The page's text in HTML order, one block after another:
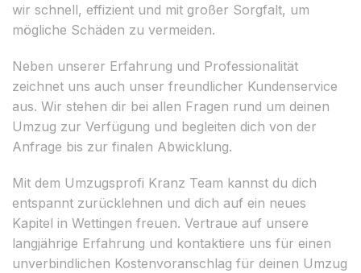
wir schnell, effizient und mit großer Sorgfalt, um
mögliche Schäden zu vermeiden.
Neben unserer Erfahrung und Professionalität
zeichnet uns auch unser freundlicher Kundenservice
aus. Wir stehen dir bei allen Fragen rund um deinen
Umzug zur Verfügung und begleiten dich von der
Anfrage bis zur finalen Abwicklung.
Mit dem Umzugsprofi Kranz Team kannst du dich
entspannt zurücklehnen und dich auf ein neues
Kapitel in Wettingen freuen. Vertraue auf unsere
langjährige Erfahrung und kontaktiere uns für einen
unverbindlichen Kostenvoranschlag für deinen Umzug